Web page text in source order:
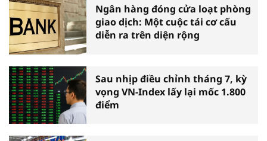
Ngân hàng đóng cửa loạt phòng
giao dịch: Một cuộc tái cơ cấu
diễn ra trên diện rộng
Sau nhịp điều chỉnh tháng 7, kỳ
vọng VN-Index lấy lại mốc 1.800
điểm